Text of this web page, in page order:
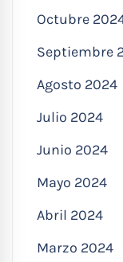
Octubre
Septiembre
Agosto 2024
Julio 2024
Junio 2024
Mayo 2024
Abril 2024
Marzo 2024